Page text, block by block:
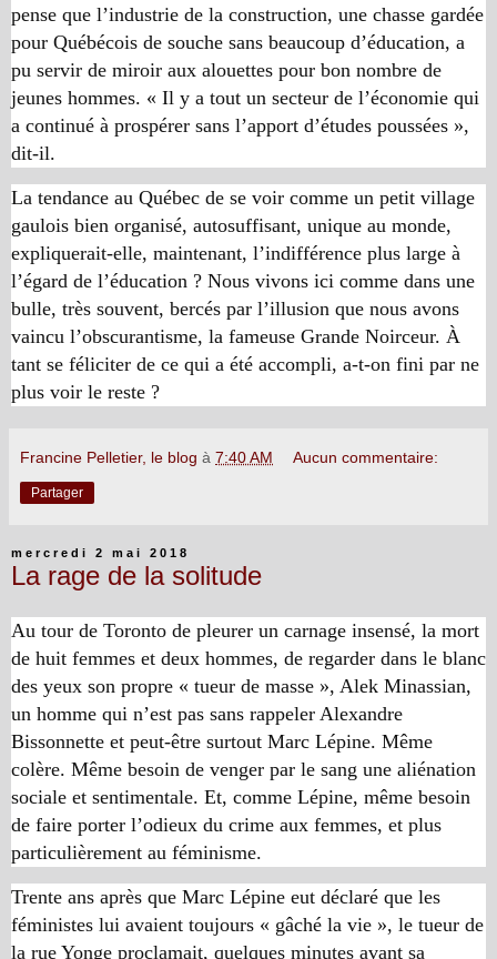
pense que l’industrie de la construction, une chasse gardée
pour Québécois de souche sans beaucoup d’éducation, a
pu servir de miroir aux alouettes pour bon nombre de
jeunes hommes. « Il y a tout un secteur de l’économie qui
a continué à prospérer sans l’apport d’études poussées »,
dit-il.
La tendance au Québec de se voir comme un petit village
gaulois bien organisé, autosuffisant, unique au monde,
expliquerait-elle, maintenant, l’indifférence plus large à
l’égard de l’éducation ? Nous vivons ici comme dans une
bulle, très souvent, bercés par l’illusion que nous avons
vaincu l’obscurantisme, la fameuse Grande Noirceur. À
tant se féliciter de ce qui a été accompli, a-t-on fini par ne
plus voir le reste ?
Francine Pelletier, le blog à 7:40 AM Aucun commentaire:
Partager
mercredi 2 mai 2018
La rage de la solitude
Au tour de Toronto de pleurer un carnage insensé, la mort
de huit femmes et deux hommes, de regarder dans le blanc
des yeux son propre « tueur de masse », Alek Minassian,
un homme qui n’est pas sans rappeler Alexandre
Bissonnette et peut-être surtout Marc Lépine. Même
colère. Même besoin de venger par le sang une aliénation
sociale et sentimentale. Et, comme Lépine, même besoin
de faire porter l’odieux du crime aux femmes, et plus
particulièrement au féminisme.
Trente ans après que Marc Lépine eut déclaré que les
féministes lui avaient toujours « gâché la vie », le tueur de
la rue Yonge proclamait, quelques minutes avant sa